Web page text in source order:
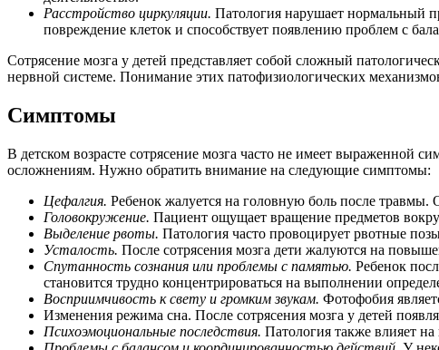
Расстройство циркуляции. Патология нарушает нормальный
повреждение клеток и способствует появлению проблем с
Сотрясение мозга у детей представляет собой сложный
нервной системе. Понимание этих патофизиологических
Симптомы
В детском возрасте сотрясение мозга часто не имеет выраженной
осложнениям. Нужно обратить внимание на следующие симптомы:
Цефалгия. Ребенок жалуется на головную боль после
Головокружение. Пациент ощущает вращение предметов
Выделение рвоты. Патология часто провоцирует рвотные
Усталость. После сотрясения мозга дети жалуются на
Спутанность сознания или проблемы с памятью. Ребенок
становится трудно концентрироваться на выполнении
Восприимчивость к свету и громким звукам. Фотофобия
Изменения режима сна. После сотрясения мозга у детей
Психоэмоциональные последствия. Патология также влияет